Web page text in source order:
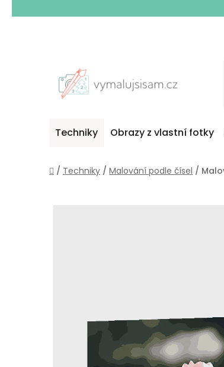
Techniky Obrazy z vlastní fotky
Domů
/ Techniky / Malování podle čísel /